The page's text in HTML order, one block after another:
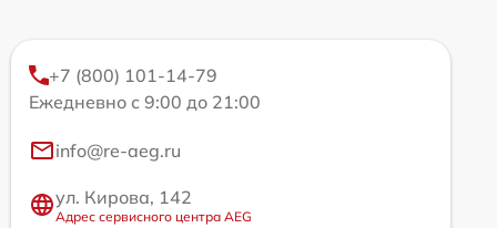
+7 (800) 101-14-79
Ежедневно с 9:00 до 21:00
info@re-aeg.ru
ул. Кирова, 142
Адрес сервисного центра AEG